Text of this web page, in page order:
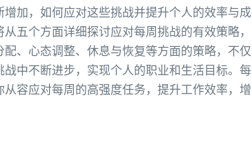
加，如何应对这些挑战并提升个人的效率与成
五个方面详细探讨应对每周挑战的有效策略，
、心态调整、休息与恢复等方面的策略，不仅
中不断进步，实现个人的职业和生活目标。每
容应对每周的高强度任务，提升工作效率，增